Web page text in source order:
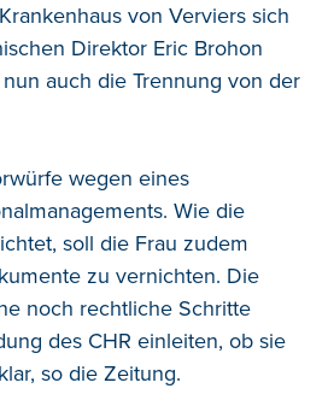
von Verviers sich
Direktor Eric Brohon
auch die Trennung von der
wegen eines
Wie die
soll die Frau zudem
zu vernichten. Die
noch rechtliche Schritte
des CHR einleiten, ob sie
so die Zeitung.